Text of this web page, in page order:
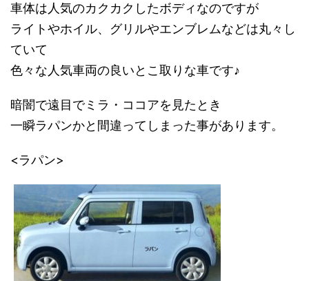
車体は人気のカクカクしたボディなのですが
ライトやホイル、グリルやエンブレムなどは丸々し
ていて
色々な人気車両の良いとこ取りな車です♪
暗闇で遠目でミラ・ココアを見たとき
一瞬ラパンかと間違ってしまった事があります。
<ラパン>